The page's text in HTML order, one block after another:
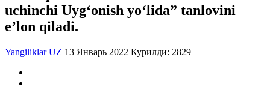
uchinchi Uyg‘onish yo‘lida” tanlovini
e’lon qiladi.
Yangiliklar UZ 13 Январь 2022 Курилди: 2829